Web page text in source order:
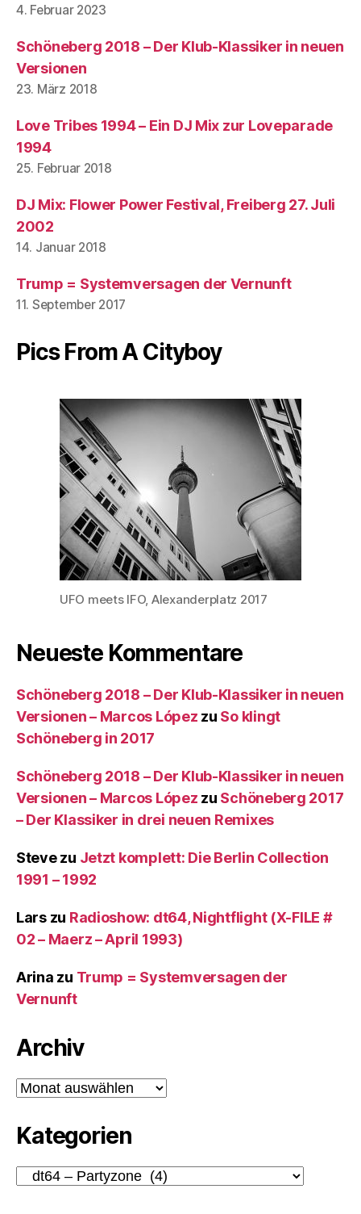
4. Februar 2023
Schöneberg 2018 – Der Klub-Klassiker in neuen
Versionen
23. März 2018
Love Tribes 1994 – Ein DJ Mix zur Loveparade
1994
25. Februar 2018
DJ Mix: Flower Power Festival, Freiberg 27. Juli
2002
14. Januar 2018
Trump = Systemversagen der Vernunft
11. September 2017
Pics From A Cityboy
UFO meets IFO, Alexanderplatz 2017
Neueste Kommentare
Schöneberg 2018 – Der Klub-Klassiker in neuen
Versionen – Marcos López zu So klingt
Schöneberg in 2017
Schöneberg 2018 – Der Klub-Klassiker in neuen
Versionen – Marcos López zu Schöneberg 2017
– Der Klassiker in drei neuen Remixes
Stevezu Jetzt komplett: Die Berlin Collection
1991 – 1992
Larszu Radioshow: dt64, Nightflight (X-FILE #
02 – Maerz – April 1993)
Arina zu Trump = Systemversagen der
Vernunft
Archiv
Archiv
Kategorien
Kategorien